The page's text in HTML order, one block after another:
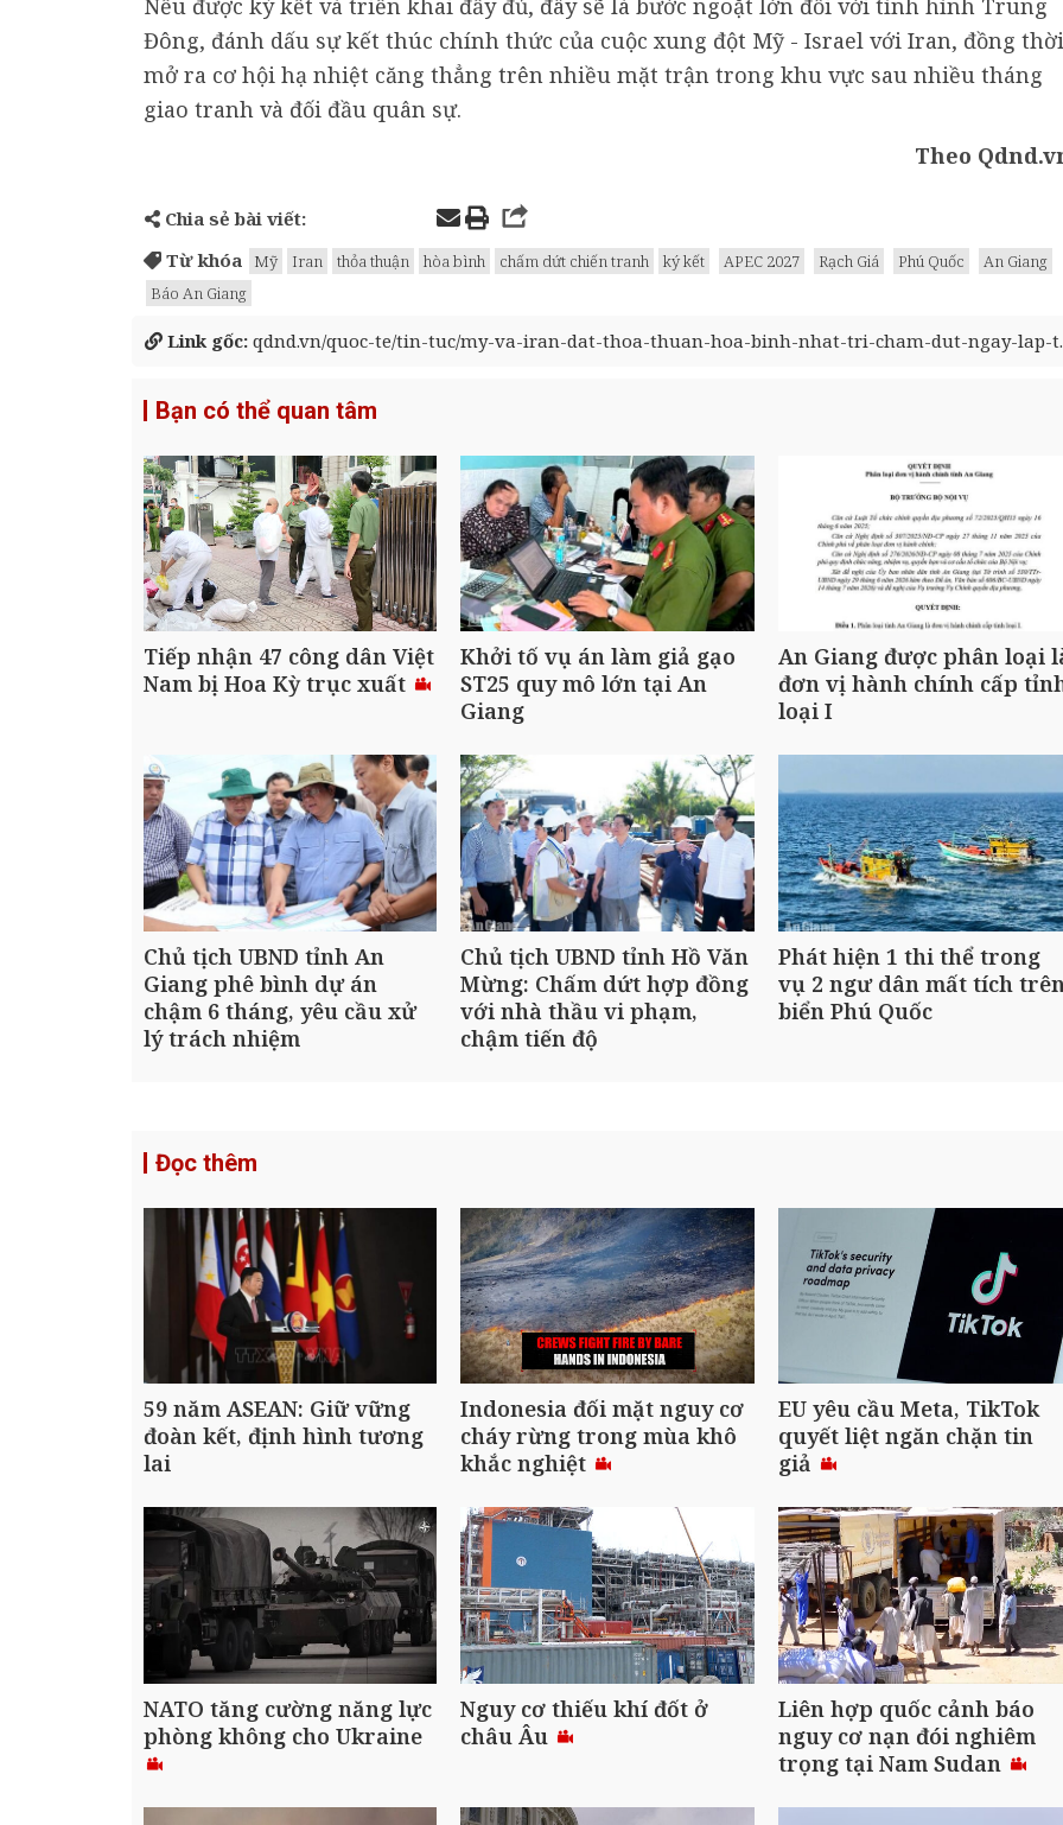
Nếu được ký kết và triển khai đầy đủ, đây sẽ là bước ngoặt lớn đối với tình hình Trung
Đông, đánh dấu sự kết thúc chính thức của cuộc xung đột Mỹ - Israel với Iran, đồng thời
mở ra cơ hội hạ nhiệt căng thẳng trên nhiều mặt trận trong khu vực sau nhiều tháng
giao tranh và đối đầu quân sự.
Theo
Chia sẻ bài viết:
Từ khóa
Mỹ Iran thỏa thuận hòa bình chấm dứt chiến tranh ký kết APEC 2027 Rạch Giá Phú Quốc
An Giang
Báo An Giang
Link gốc: qdnd.vn/quoc-te/tin-tuc/my-va-iran-dat-thoa-thuan-hoa-binh-nhat-tri-cham-dut-ngay-lap-
Bạn có thể quan tâm
Tiếp nhận 47 công dân Việt
Nam bị Hoa Kỳ trục xuất
Khởi tố vụ án làm giả gạo
ST25 quy mô lớn tại An
Giang
An Giang được phân loại
đơn vị hành chính cấp
loại I
Chủ tịch UBND tỉnh An
Giang phê bình dự án
chậm 6 tháng, yêu cầu xử
lý trách nhiệm
Chủ tịch UBND tỉnh Hồ Văn
Mừng: Chấm dứt hợp đồng
với nhà thầu vi phạm,
chậm tiến độ
Phát hiện 1 thi thể trong
vụ 2 ngư dân mất tích
biển Phú Quốc
Đọc thêm
59 năm ASEAN: Giữ vững
đoàn kết, định hình tương
lai
Indonesia đối mặt nguy cơ
cháy rừng trong mùa khô
khắc nghiệt
EU yêu cầu Meta, TikTok
quyết liệt ngăn chặn tin
giả
NATO tăng cường năng lực
phòng không cho Ukraine
Nguy cơ thiếu khí đốt ở
châu Âu
Liên hợp quốc cảnh báo
nguy cơ nạn đói nghiêm
trọng tại Nam Sudan